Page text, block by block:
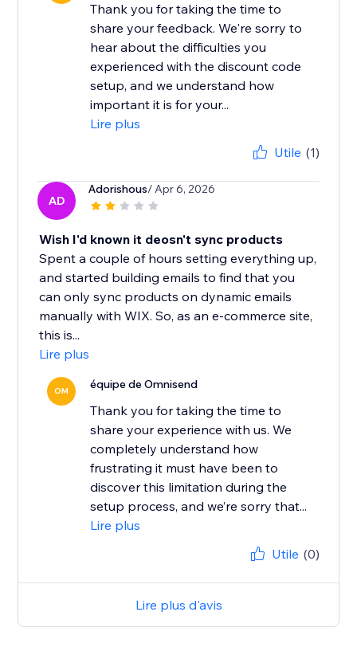
Thank you for taking the time to
share your feedback. We're sorry to
hear about the difficulties you
experienced with the discount code
setup, and we understand how
important it is for your...
Lire plus
Utile (1)
AD
Adorishous/ Apr 6, 2026
Wish I'd known it deosn't sync products
Spent a couple of hours setting everything up,
and started building emails to find that you
can only sync products on dynamic emails
manually with WIX. So, as an e-commerce site,
this is...
Lire plus
OM équipe de Omnisend
Thank you for taking the time to
share your experience with us. We
completely understand how
frustrating it must have been to
discover this limitation during the
setup process, and we’re sorry that...
Lire plus
Utile (0)
Lire plus d'avis